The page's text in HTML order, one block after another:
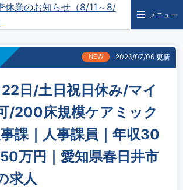
休業のお知らせ（8/11～8/
メニュー
NEW 2026/07/06 更新
日/土日祝日休み/マイ
/200床規模ケアミック
課｜人事課員｜年収30
万円｜愛知県春日井市
求人